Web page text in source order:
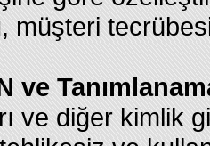
müşteri
ve
ve diğer kimlik